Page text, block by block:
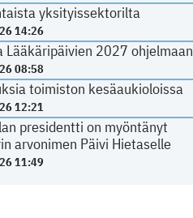
yksityissektorilta
14:26
Lääkäripäivien 2027 ohjelmaan
08:58
toimiston kesäaukioloissa
12:21
presidentti on myöntänyt
arvonimen Päivi Hietaselle
11:49